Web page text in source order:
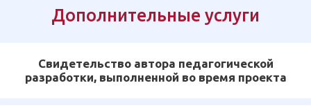
Дополнительные услуги
Свидетельство автора педагогической
разработки, выполненной во время проекта